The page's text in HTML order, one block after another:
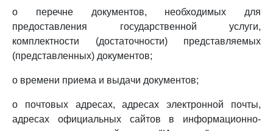
о перечне документов, необходимых для
предоставления государственной услуги,
комплектности (достаточности) представляемых
(представленных) документов;
о времени приема и выдачи документов;
о почтовых адресах, адресах электронной почты,
адресах официальных сайтов в информационно-